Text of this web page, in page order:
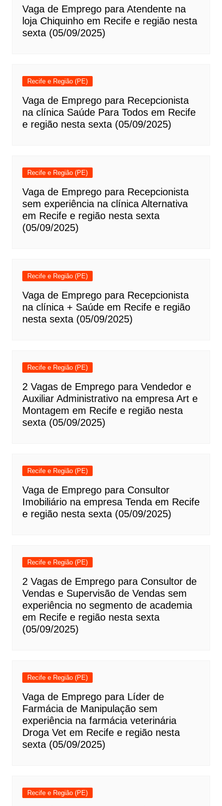
Vaga de Emprego para Atendente na
loja Chiquinho em Recife e região nesta
sexta (05/09/2025)
Recife e Região (PE)
Vaga de Emprego para Recepcionista
na clínica Saúde Para Todos em Recife
e região nesta sexta (05/09/2025)
Recife e Região (PE)
Vaga de Emprego para Recepcionista
sem experiência na clínica Alternativa
em Recife e região nesta sexta
(05/09/2025)
Recife e Região (PE)
Vaga de Emprego para Recepcionista
na clínica + Saúde em Recife e região
nesta sexta (05/09/2025)
Recife e Região (PE)
2 Vagas de Emprego para Vendedor e
Auxiliar Administrativo na empresa Art e
Montagem em Recife e região nesta
sexta (05/09/2025)
Recife e Região (PE)
Vaga de Emprego para Consultor
Imobiliário na empresa Tenda em Recife
e região nesta sexta (05/09/2025)
Recife e Região (PE)
2 Vagas de Emprego para Consultor de
Vendas e Supervisão de Vendas sem
experiência no segmento de academia
em Recife e região nesta sexta
(05/09/2025)
Recife e Região (PE)
Vaga de Emprego para Líder de
Farmácia de Manipulação sem
experiência na farmácia veterinária
Droga Vet em Recife e região nesta
sexta (05/09/2025)
Recife e Região (PE)